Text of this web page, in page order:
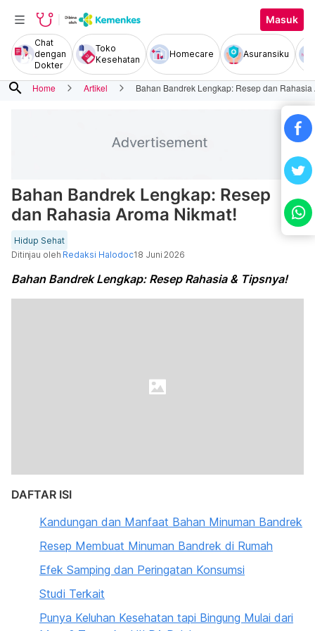
Masuk
Chat
dengan
Dokter
Toko
Kesehatan
Homecare Asuransiku
search Home Artikel Bahan Bandrek Lengkap: Resep dan Rahasia
Bahan Bandrek Lengkap: Resep
dan Rahasia Aroma Nikmat!
Hidup Sehat
Ditinjau oleh Redaksi Halodoc18 Juni 2026
Bahan Bandrek Lengkap: Resep Rahasia & Tipsnya!
DAFTAR ISI
Kandungan dan Manfaat Bahan Minuman Bandrek
Resep Membuat Minuman Bandrek di Rumah
Efek Samping dan Peringatan Konsumsi
Studi Terkait
Punya Keluhan Kesehatan tapi Bingung Mulai dari